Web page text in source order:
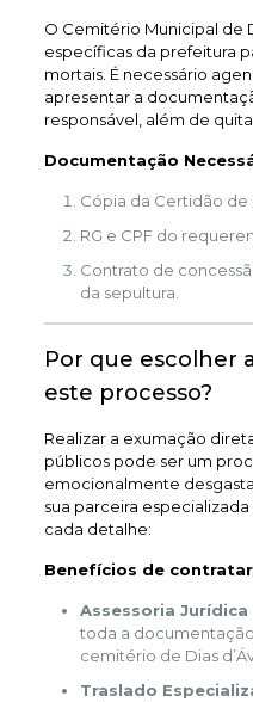
O Cemitério Municipal de
específicas da prefeitura
mortais. É necessário
apresentar a
responsável, além de
Documentação
Cópia da Certidão de
RG e CPF do
Contrato de
da sepultura.
Por que escolher
este processo?
Realizar a exumação
públicos pode ser um
emocionalmente
sua parceira
cada detalhe:
Benefícios de
Assessoria
toda a
cemitério de Dias
Traslado